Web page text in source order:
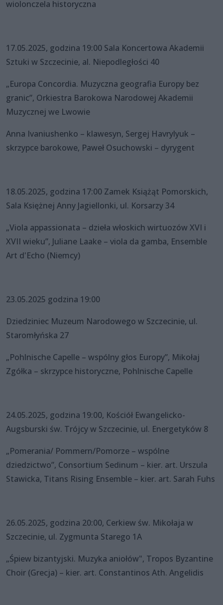
wiolonczela historyczna
17.05.2025, godzina 19:00 Sala Koncertowa Akademii
Sztuki w Szczecinie, al. Niepodległości 40
„Europa Concordia. Muzyczna geografia Europy bez
granic”, Orkiestra Barokowa Narodowej Akademii
Muzycznej we Lwowie
Anna Ivaniushenko – klawesyn, Sergej Havrylyuk –
skrzypce barokowe, Paweł Osuchowski – dyrygent
18.05.2025, godzina 17:00 Zamek Książąt Pomorskich,
Sala Księżnej Anny Jagiellonki, ul. Korsarzy 34
„Viola appassionata – dzieła włoskich wirtuozów XVI i
XVII wieku”, Juliane Laake – viola da gamba, Ensemble
Art d'Echo (Niemcy)
23.05.2025 godzina 19:00
Dziedziniec Muzeum Narodowego w Szczecinie, ul.
Staromłyńska 27
„Pohlnische Capelle – wspólny głos Europy”, Mikołaj
Zgółka – skrzypce historyczne, Pohlnische Capelle
24.05.2025, godzina 19:00, Kościół Ewangelicko-
Augsburski św. Trójcy w Szczecinie, ul. Energetyków 8
„Pomerania/ Pommern/Pomorze – wspólne
dziedzictwo”, Consortium Sedinum – kier. art. Urszula
Stawicka, Titans Rising Ensemble – kier. art. Sarah Fuhs
26.05.2025, godzina 20:00, Cerkiew św. Mikołaja w
Szczecinie, ul. Zygmunta Starego 1A
„Śpiew bizantyjski. Muzyka aniołów", Tropos Byzantine
Choir (Grecja) – kier. art. Constantinos Ath. Angelidis